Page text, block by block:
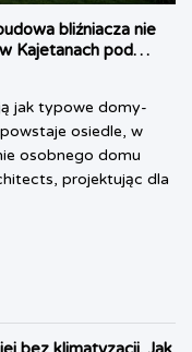
bliźniacza nie
Kajetanach pod
jak typowe domy-
osiedle, w
osobnego domu
projektując dla